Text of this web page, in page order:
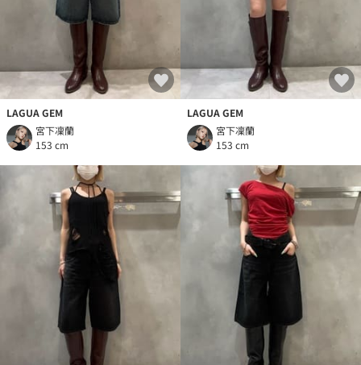
LAGUA GEM
宮下凜蘭
153 cm
LAGUA GEM
宮下凜蘭
153 cm